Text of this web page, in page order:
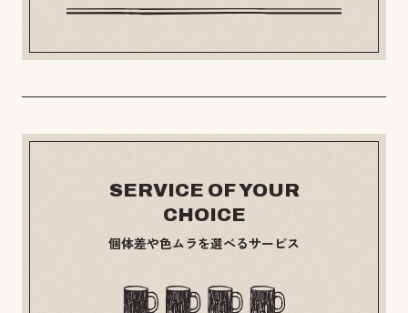
SERVICE OF YOUR
CHOICE
個体差や色ムラを選べるサービス